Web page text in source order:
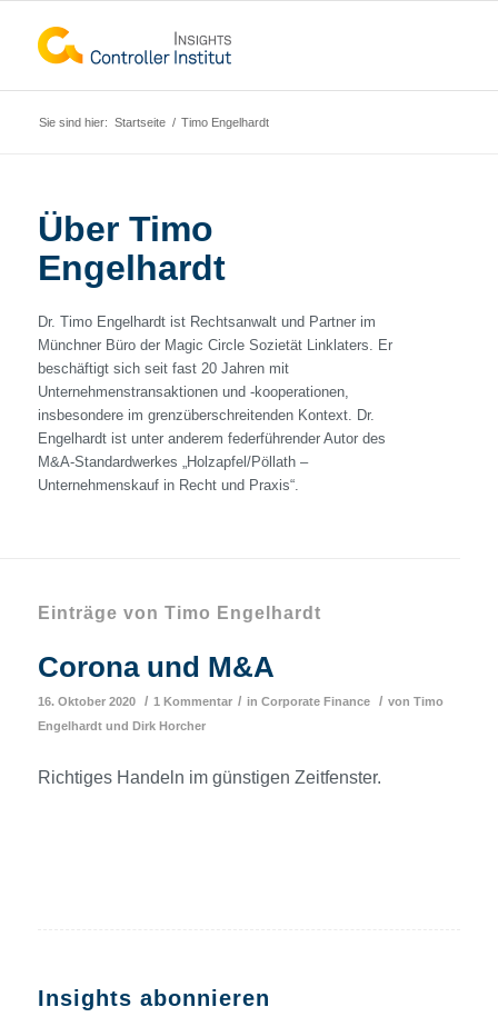
Sie sind hier: Startseite / Timo Engelhardt
Über Timo
Engelhardt
Dr. Timo Engelhardt ist Rechtsanwalt und Partner im
Münchner Büro der Magic Circle Sozietät Linklaters. Er
beschäftigt sich seit fast 20 Jahren mit
Unternehmenstransaktionen und -kooperationen,
insbesondere im grenzüberschreitenden Kontext. Dr.
Engelhardt ist unter anderem federführender Autor des
M&A-Standardwerkes „Holzapfel/Pöllath –
Unternehmenskauf in Recht und Praxis“.
Einträge von Timo Engelhardt
Corona und M&A
16. Oktober 2020 / 1 Kommentar / in Corporate Finance / von Timo
Engelhardtund Dirk Horcher
Richtiges Handeln im günstigen Zeitfenster.
Insights abonnieren